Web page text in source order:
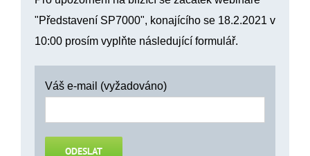
"Představení SP7000", konajícího se 18.2.2021 v
10:00 prosím vyplňte následující formulář.
Váš e-mail (vyžadováno)